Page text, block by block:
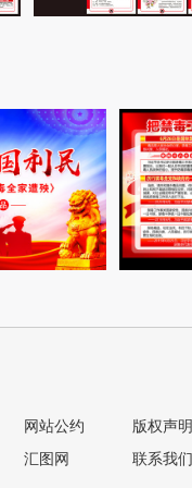
网站公约
汇图网
版权声明
联系我们